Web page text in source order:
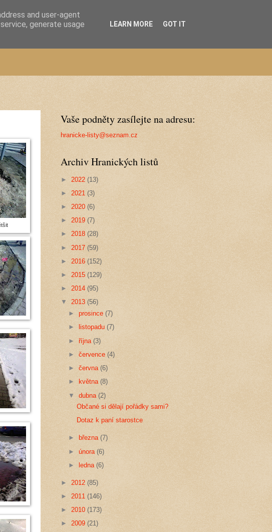
Vaše podněty zasílejte na adresu:
hranicke-listy@seznam.cz
Archiv Hranických listů
► 2022 (13)
► 2021 (3)
► 2020 (6)
► 2019 (7)
► 2018 (28)
► 2017 (59)
► 2016 (152)
► 2015 (129)
► 2014 (95)
▼ 2013 (56)
► prosince (7)
►
listopadu (7)
►října(3)
►července (4)
►června (6)
►
května (8)
▼dubna(2)
Občané si dělají pořádky sami?
Dotaz k paní starostce
► března(7)
►února (6)
►
ledna(6)
► 2012 (85)
► 2011 (146)
► 2010 (173)
► 2009 (21)
and user-agent
generate usage
LEARN MORE GOT IT